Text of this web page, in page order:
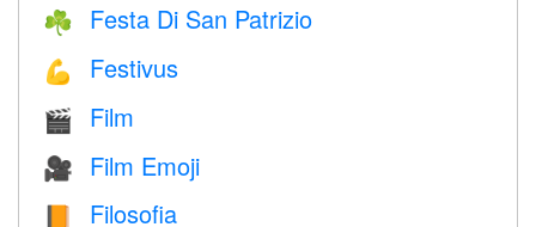
☘️ Festa Di San Patrizio
💪 Festivus
🎬 Film
🎥 Film Emoji
📙 Filosofia